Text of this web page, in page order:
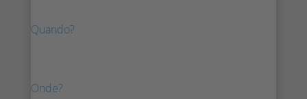
Quando?
Onde?